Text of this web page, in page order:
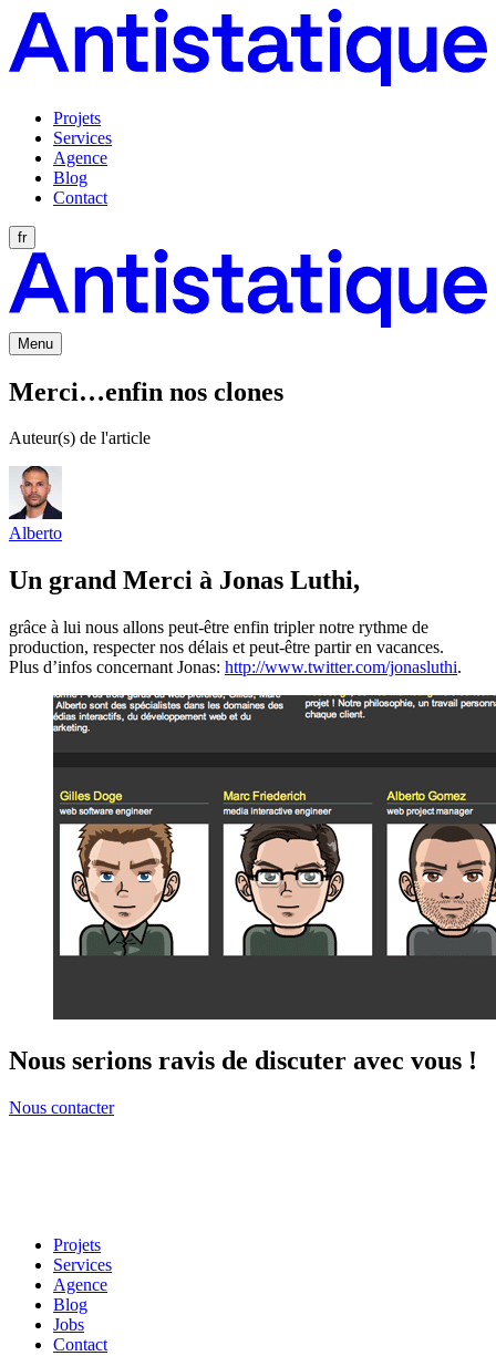
Projets
Services
Agence
Blog
Contact
fr
Menu
Merci…enfin nos clones
Auteur(s) de l'article
Alberto
Un grand Merci à Jonas Luthi,
grâce à lui nous allons peut-être enfin tripler notre rythme de
production, respecter nos délais et peut-être partir en vacances.
Plus d’infos concernant Jonas: http://www.twitter.com/jonasluthi.
Nous serions ravis de discuter avec vous !
Nous contacter
Projets
Services
Agence
Blog
Jobs
Contact